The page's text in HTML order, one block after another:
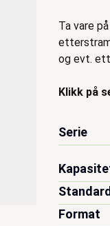
Ta vare
og evt.
Klikk på
Serie
Format